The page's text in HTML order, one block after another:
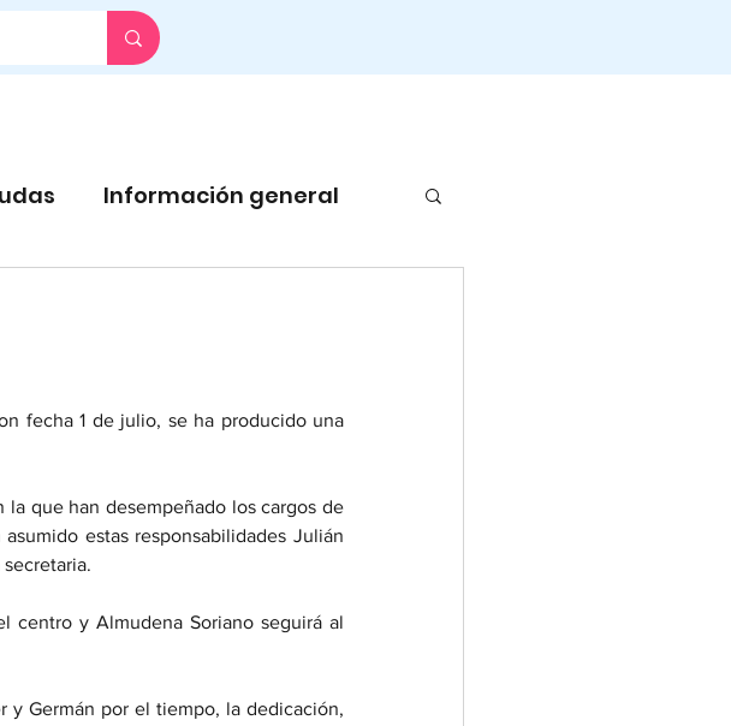
Información general
fecha 1 de julio, se ha producido una
la que han desempeñado los cargos de
estas responsabilidades Julián
centro y Almudena Soriano seguirá al
y Germán por el tiempo, la dedicación,